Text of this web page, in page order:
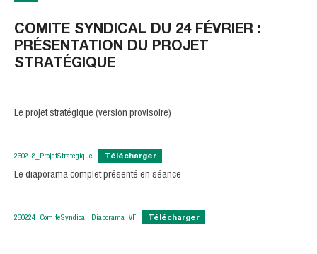
COMITE SYNDICAL DU 24 FÉVRIER :
PRÉSENTATION DU PROJET
STRATÉGIQUE
Le projet stratégique (version provisoire)
260218_ProjetStrategique Télécharger
Le diaporama complet présenté en séance
260224_ComiteSyndical_Diaporama_VF Télécharger